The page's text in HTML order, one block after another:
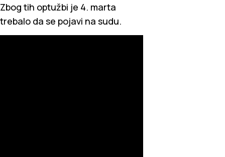
Zbog tih optužbi je 4. marta
trebalo da se pojavi na sudu.